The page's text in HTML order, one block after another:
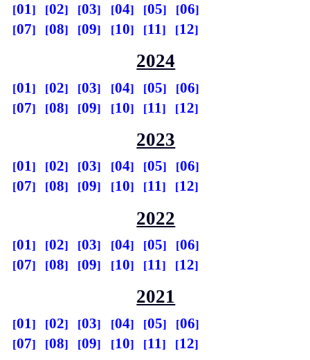
01 02 03 04 05
06
07
08 09 10 11 12
2024
01 02 03 04 05
06
07
08 09 10 11 12
2023
01 02 03 04 05
06
07
08 09 10 11 12
2022
01 02 03 04 05
06
07
08 09 10 11 12
2021
01 02 03 04 05
06
07
08 09 10 11 12